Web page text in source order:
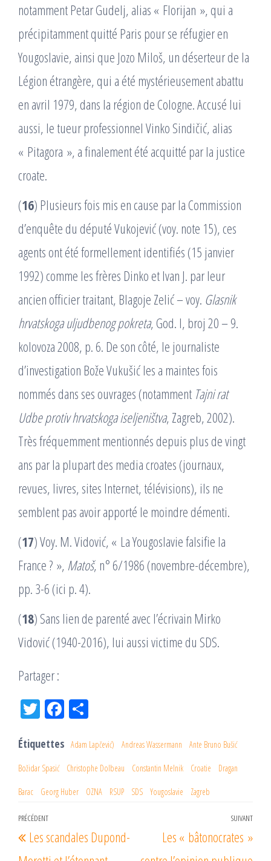
notamment Petar Gudelj, alias « Florijan », qui a
précipitamment quitté Paris pour se réfugier en
Yougoslavie, ainsi que Jozo Miloš, un déserteur de la
Légion étrangère, qui a été mystérieusement abattu
en avril 1979, dans la région de Cologne. Accusé lui
aussi, le tueur professionnel Vinko Sindičić, alias
« Pitagora », a finalement été acquitté par la justice
croate.
(16) Plusieurs fois mis en cause par la Commission
d’enquête du député Vukojević (voy. note 15), ces
agents ont été formellement identifiés (15 janvier
1992) comme les frères Dinko et Ivan J. par leur
ancien officier traitant, Blagoje Zelić – voy. Glasnik
hrvatskoga uljudbenog pokreta, God. I, broj 20 – 9.
kolovoza 2008, p. 6. De son côté, le journaliste
d’investigation Bože Vukušić les a maintes fois
nommés dans ses ouvrages (notamment Tajni rat
Udbe protivhrvatskoga iseljeništva, Zagreb, 2002).
Très fréquemment mentionnés depuis plus de vingt
ans par la plupart des media croates (journaux,
revues, livres, sites Internet, télévisions), ils ne
semblent pas avoir apporté le moindre démenti.
(17) Voy. M. Vidović, « La Yougoslavie falsifie la
France ? », Matoš, n° 6/1986 (novembre-décembre),
pp. 3-6 (ici p. 4).
(18) Sans lien de parenté avec l’écrivain Mirko
Vidović (1940-2016), lui aussi victime du SDS.
Partager :
Tw
er
Fac
oo
k
ge
r
Étiquettes Adam Lapčević) Andreas Wassermann Ante Bruno Bušić
Božidar Spasić Christophe Dolbeau Constantin Melnik Croatie Dragan
Barac Georg Huber OZNA RSUP SDS Yougoslavie Zagreb
Navigation
de
Article
précédent
PRÉCÉDENT
Les scandales Dupond-
SUIVANT
Les « bâtonocrates »